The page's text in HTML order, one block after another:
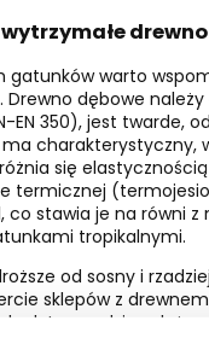
gatunków warto
dębowe należy
EN 350), jest twarde,
charakterystyczny,
się
termicznej
co stawia je na równi z
tropikalnymi.
od sosny i
sklepów z
tam, gdzie zależy